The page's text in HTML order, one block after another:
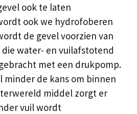
ook te laten
ook we hydrofoberen
de gevel voorzien van
water- en vuilafstotend
met een drukpomp.
minder de kans om binnen
middel zorgt er
vuil wordt